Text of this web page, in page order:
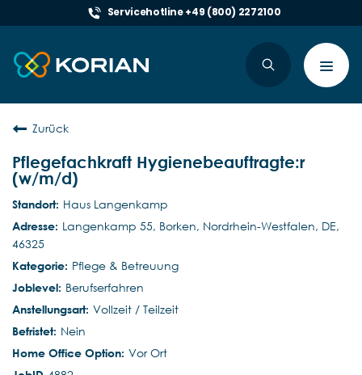
Servicehotline +49 (800) 2272100
Zurück
Pflegefachkraft Hygienebeauftragte:r
(w/m/d)
Haus Langenkamp
Langenkamp 55, Borken, Nordrhein-Westfalen, DE,
46325
Pflege & Betreuung
Berufserfahren
Vollzeit / Teilzeit
Nein
Vor Ort